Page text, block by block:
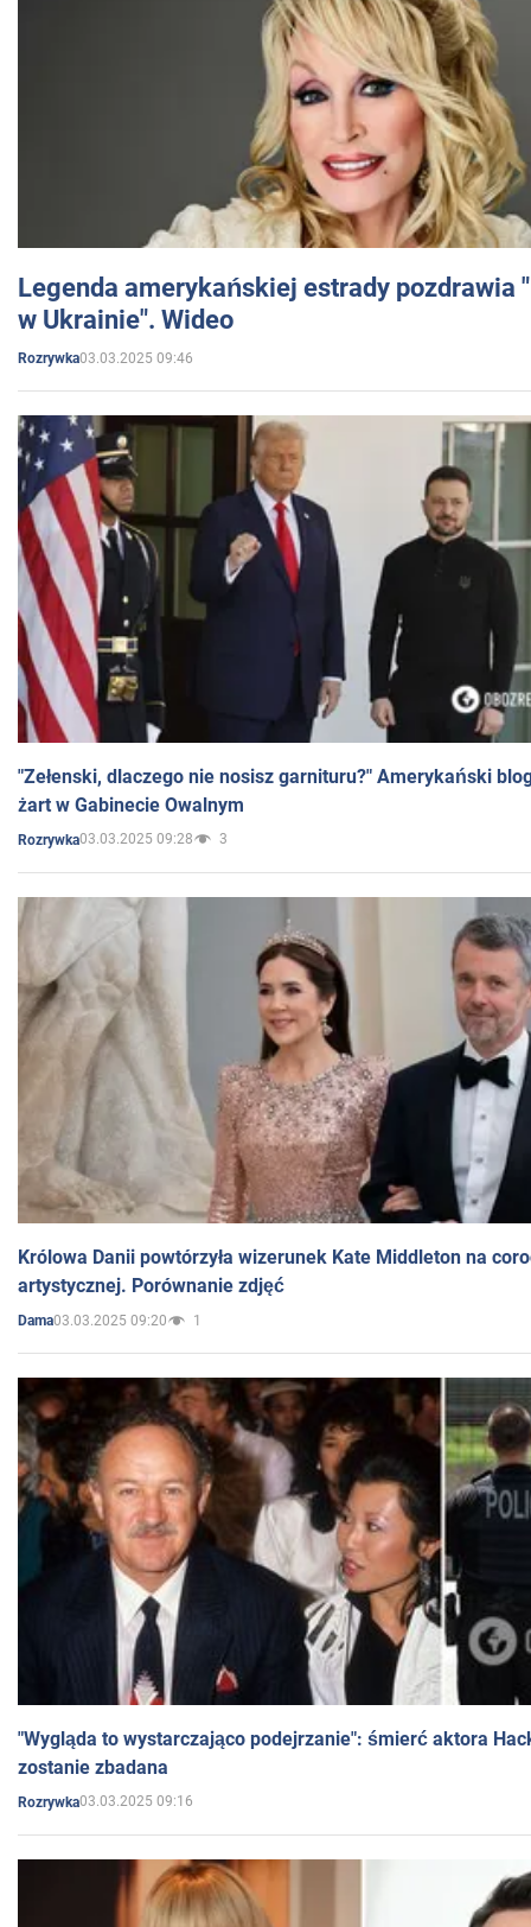
Legenda amerykańskiej estrady pozdrawia
w Ukrainie". Wideo
Rozrywka03.03.2025 09:46
"Zełenski, dlaczego nie nosisz garnituru?" Amerykański
żart w Gabinecie Owalnym
Rozrywka03.03.2025 09:28 3
Królowa Danii powtórzyła wizerunek Kate Middleton na
artystycznej. Porównanie zdjęć
Dama03.03.2025 09:20 1
"Wygląda to wystarczająco podejrzanie": śmierć aktora
zostanie zbadana
Rozrywka03.03.2025 09:16